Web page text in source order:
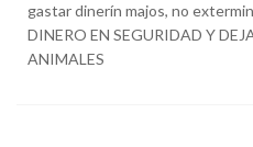
gastar dinerín majos, no
DINERO EN SEGURIDAD Y
ANIMALES